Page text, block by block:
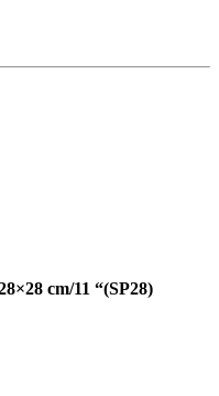
cm/11 “(SP28)